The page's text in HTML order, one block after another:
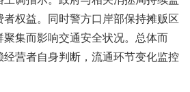
权益。同时警方口岸部保持摊贩区
集而影响交通安全状况。总体而
营者自身判断，流通环节变化监控